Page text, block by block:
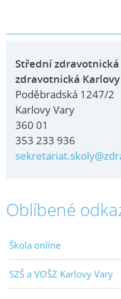
Střední
zdravotnická
Poděbradská 1247/2
Karlovy Vary
360 01
353 233 936
Oblíbené
Škola online
SZŠ a VOŠZ Karlovy Vary